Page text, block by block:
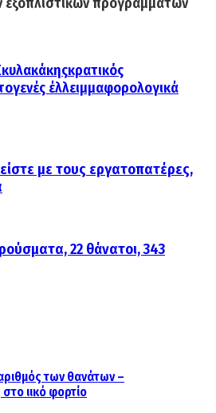
κρατικός
έλλειμμαφορολογικά
με τους εργατοπατέρες,
22 θάνατοι, 343